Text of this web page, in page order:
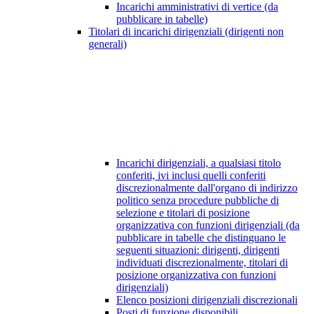
Incarichi amministrativi di vertice (da
pubblicare in tabelle)
Titolari di incarichi dirigenziali (dirigenti non
generali)
Incarichi dirigenziali, a qualsiasi titolo
conferiti, ivi inclusi quelli conferiti
discrezionalmente dall'organo di indirizzo
politico senza procedure pubbliche di
selezione e titolari di posizione
organizzativa con funzioni dirigenziali (da
pubblicare in tabelle che distinguano le
seguenti situazioni: dirigenti, dirigenti
individuati discrezionalmente, titolari di
posizione organizzativa con funzioni
dirigenziali)
Elenco posizioni dirigenziali discrezionali